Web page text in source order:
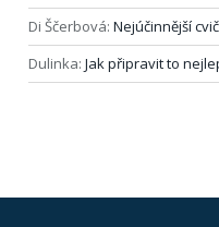
Di Ščerbová: Nejúčinnější
Dulinka: Jak připravit to